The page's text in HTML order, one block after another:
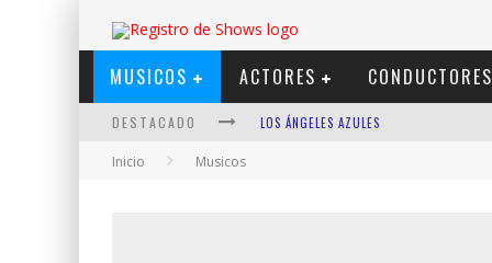
MUSICOS ACTORES CONDUCTORES
DESTACADO LOS ÁNGELES AZULES
Inicio Musicos